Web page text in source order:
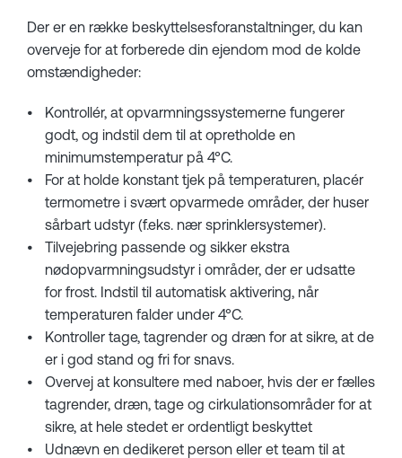
Der er en række beskyttelsesforanstaltninger, du kan
overveje for at forberede din ejendom mod de kolde
omstændigheder:
Kontrollér, at opvarmningssystemerne fungerer
godt, og indstil dem til at opretholde en
minimumstemperatur på 4°C.
For at holde konstant tjek på temperaturen, placér
termometre i svært opvarmede områder, der huser
sårbart udstyr (f.eks. nær sprinklersystemer).
Tilvejebring passende og sikker ekstra
nødopvarmningsudstyr i områder, der er udsatte
for frost. Indstil til automatisk aktivering, når
temperaturen falder under 4°C.
Kontroller tage, tagrender og dræn for at sikre, at de
er i god stand og fri for snavs.
Overvej at konsultere med naboer, hvis der er fælles
tagrender, dræn, tage og cirkulationsområder for at
sikre, at hele stedet er ordentligt beskyttet
Udnævn en dedikeret person eller et team til at